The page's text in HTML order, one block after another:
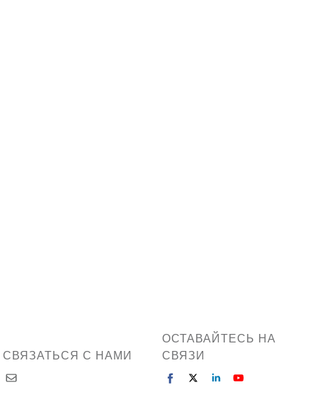
СВЯЗАТЬСЯ С НАМИ
ОСТАВАЙТЕСЬ НА
СВЯЗИ